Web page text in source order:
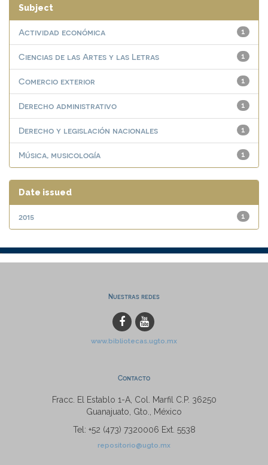
Subject
1
Actividad económica
1
Ciencias de las Artes y las Letras
1
Comercio exterior
1
Derecho administrativo
1
Derecho y legislación nacionales
1
Música, musicología
Date issued
1
2015
Nuestras redes
www.bibliotecas.ugto.mx
Contacto
Fracc. El Establo 1-A, Col. Marfil C.P. 36250
Guanajuato, Gto., México
Tel: +52 (473) 7320006 Ext. 5538
repositorio@ugto.mx